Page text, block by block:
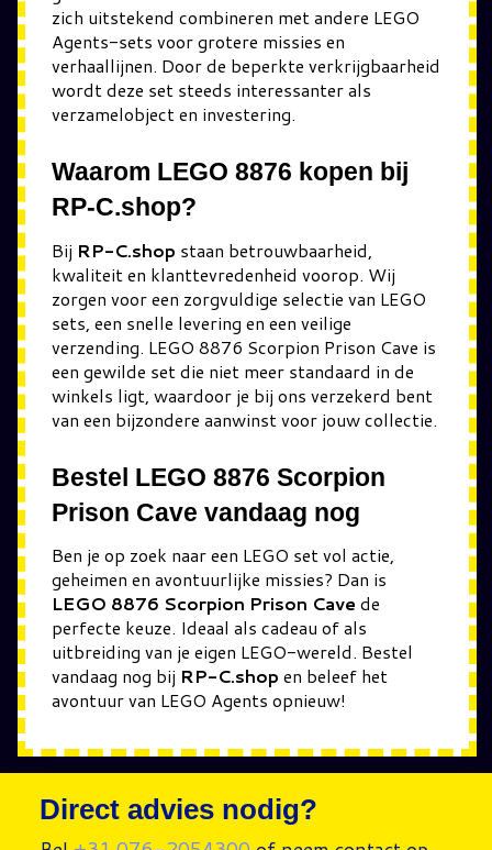
zich uitstekend combineren met andere LEGO
Agents-sets voor grotere missies en
verhaallijnen. Door de beperkte verkrijgbaarheid
wordt deze set steeds interessanter als
verzamelobject en investering.
Waarom LEGO 8876 kopen bij
RP-C.shop?
Bij RP-C.shop staan betrouwbaarheid,
kwaliteit en klanttevredenheid voorop. Wij
zorgen voor een zorgvuldige selectie van LEGO
sets, een snelle levering en een veilige
verzending. LEGO 8876 Scorpion Prison Cave is
een gewilde set die niet meer standaard in de
winkels ligt, waardoor je bij ons verzekerd bent
van een bijzondere aanwinst voor jouw collectie.
Bestel LEGO 8876 Scorpion
Prison Cave vandaag nog
Ben je op zoek naar een LEGO set vol actie,
geheimen en avontuurlijke missies? Dan is
LEGO 8876 Scorpion Prison Cave de
perfecte keuze. Ideaal als cadeau of als
uitbreiding van je eigen LEGO-wereld. Bestel
vandaag nog bij RP-C.shop en beleef het
avontuur van LEGO Agents opnieuw!
Direct advies nodig?